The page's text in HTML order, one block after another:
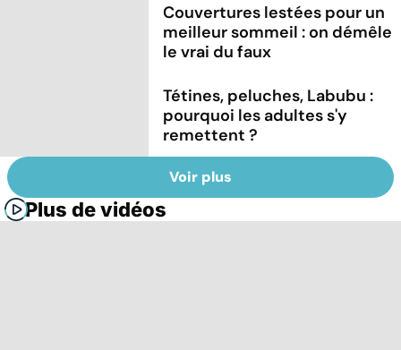
Couvertures lestées pour un
meilleur sommeil : on démêle
le vrai du faux
Tétines, peluches, Labubu :
pourquoi les adultes s'y
remettent ?
Voir plus
Plus de vidéos